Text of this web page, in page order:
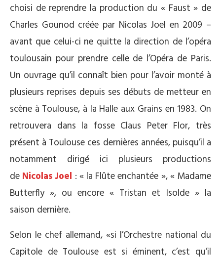
choisi de reprendre la production du « Faust » de
Charles Gounod créée par Nicolas Joel en 2009 –
avant que celui-ci ne quitte la direction de l’opéra
toulousain pour prendre celle de l’Opéra de Paris.
Un ouvrage qu’il connaît bien pour l’avoir monté à
plusieurs reprises depuis ses débuts de metteur en
scène à Toulouse, à la Halle aux Grains en 1983. On
retrouvera dans la fosse Claus Peter Flor, très
présent à Toulouse ces dernières années, puisqu’il a
notamment dirigé ici plusieurs productions
de Nicolas Joel : « la Flûte enchantée », « Madame
Butterfly », ou encore « Tristan et Isolde » la
saison dernière.
Selon le chef allemand, «si l’Orchestre national du
Capitole de Toulouse est si éminent, c’est qu’il